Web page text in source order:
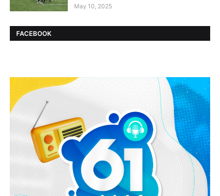
May 10, 2025
FACEBOOK